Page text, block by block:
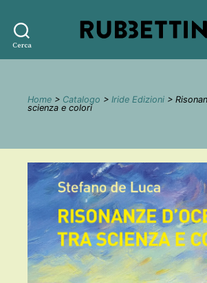
Cerca
editore
Home > Catalogo > Iride Edizioni >
scienza e colori